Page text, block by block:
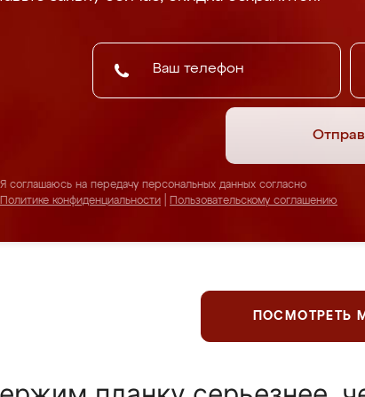
Я соглашаюсь на передачу персональных данных согласно
Политике конфиденциальности
Пользовательскому соглашению
ПОСМОТРЕТЬ